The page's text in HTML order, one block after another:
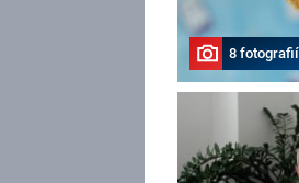
8 fotografií